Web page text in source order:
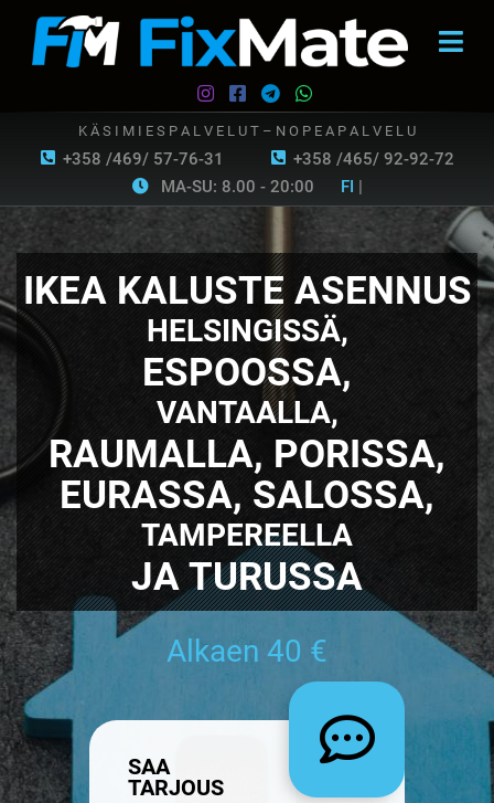
+358 /469/ 57-76-31 +358 /465/ 92-92-72
K Ä S I M I E S P A L V E L U T – N O P E A P A L V E L U
MA-SU: 8.00 - 20:00 FI |
IKEA KALUSTE ASENNUS
HELSINGISSÄ,
ESPOOSSA,
VANTAALLA,
RAUMALLA, PORISSA,
EURASSA, SALOSSA,
TAMPEREELLA
JA TURUSSA
Alkaen 40 €
SAA
TARJOUS